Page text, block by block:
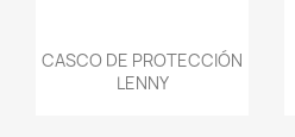
Vista rápida
CASCO DE PROTECCIÓN
LENNY